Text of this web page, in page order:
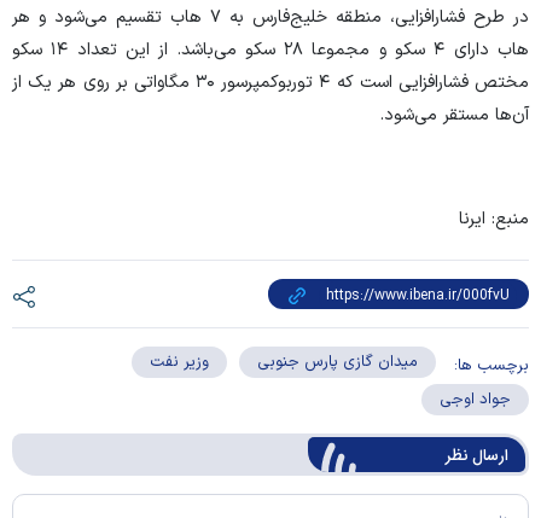
در طرح فشارافزایی، منطقه خلیج‌فارس به ۷ هاب تقسیم می‌شود و هر
هاب دارای ۴ سکو و مجموعا ۲۸ سکو می‌باشد. از این تعداد ۱۴ سکو
مختص فشارافزایی است که ۴ توربوکمپرسور ۳۰ مگاواتی بر روی هر یک از
آن‌ها مستقر می‌شود.
منبع: ایرنا
برچسب ها: میدان گازی پارس جنوبی
وزیر نفت
جواد اوجی
ارسال‌ نظر